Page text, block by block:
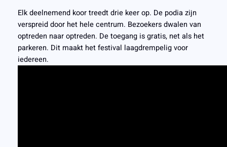
Elk deelnemend koor treedt drie keer op. De podia zijn
verspreid door het hele centrum. Bezoekers dwalen van
optreden naar optreden. De toegang is gratis, net als het
parkeren. Dit maakt het festival laagdrempelig voor
iedereen.